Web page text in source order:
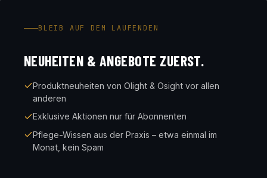
BLEIB AUF DEM LAUFENDEN
NEUHEITEN & ANGEBOTE ZUERST.
Produktneuheiten von Olight & Osight vor allen
anderen
Exklusive Aktionen nur für Abonnenten
Pflege-Wissen aus der Praxis – etwa einmal im
Monat, kein Spam